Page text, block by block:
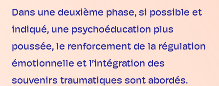
Dans une deuxième phase, si possible et
indiqué, une psychoéducation plus
poussée, le renforcement de la régulation
émotionnelle et l’intégration des
souvenirs traumatiques sont abordés.